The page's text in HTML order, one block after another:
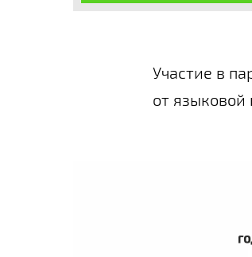
Участие в
от языковой